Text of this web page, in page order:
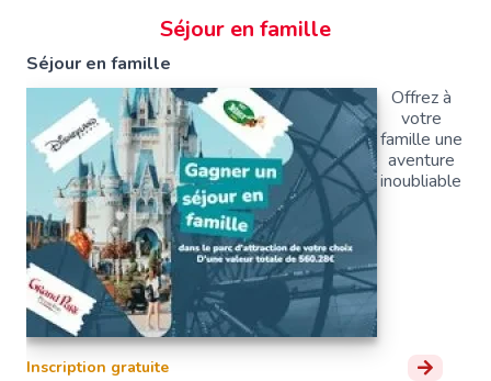
Séjour en famille
Séjour en famille
Offrez à
votre
famille une
aventure
inoubliable
Inscription gratuite